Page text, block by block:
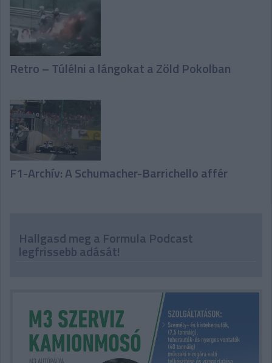
Retro – Túlélni a lángokat a Zöld Pokolban
F1-Archív: A Schumacher-Barrichello affér
Hallgasd meg a Formula Podcast
legfrissebb adását!